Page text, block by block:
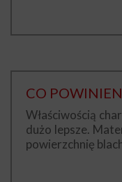
CO
Właściwością
dużo lepsze.
powierzchnię